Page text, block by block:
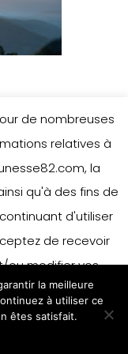
a
de nombreuses
relatives à
la
qu'à des fins de
d'utiliser
de recevoir
ou modifier vos
de vous référer
Accepter
la meilleure
à utiliser ce
êtes satisfait.